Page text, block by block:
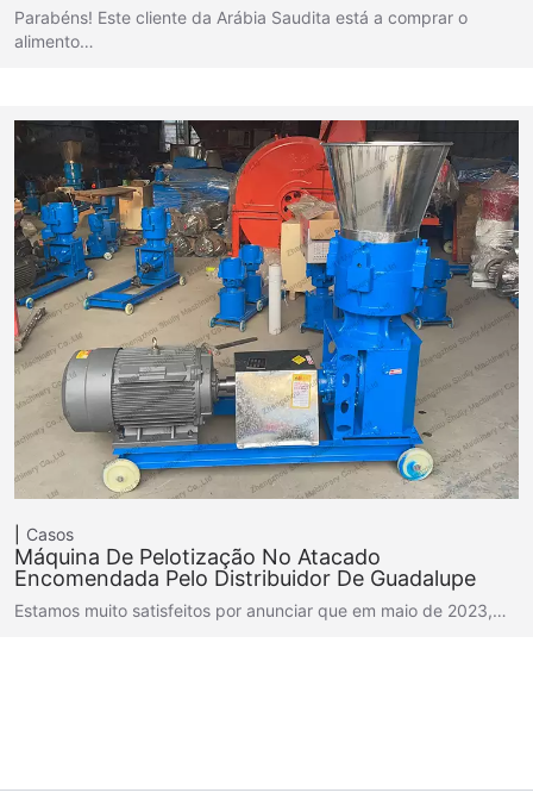
Parabéns! Este cliente da Arábia Saudita está a comprar o
alimento…
Casos
Máquina De Pelotização No Atacado
Encomendada Pelo Distribuidor De Guadalupe
Estamos muito satisfeitos por anunciar que em maio de 2023,…